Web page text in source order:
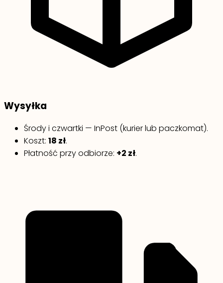
Wysyłka
Środy i czwartki — InPost (kurier lub paczkomat).
Koszt: 18 zł.
Płatność przy odbiorze: +2 zł.